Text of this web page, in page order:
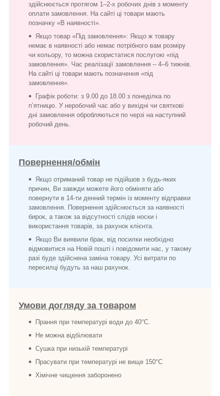
здійснюється протягом 1–2-х робочих днів з моменту
оплати замовлення. На сайті ці товари мають
позначку «В наявності».
Якщо товар «Під замовлення»: Якщо ж товару
немає в наявності або немає потрібного вам розміру
чи кольору, то можна скористатися послугою «під
замовлення». Час реалізації замовлення – 4–6 тижнів.
На сайті ці товари мають позначення «під
замовлення».
Графік роботи: з 9.00 до 18.00 з понеділка по
п’ятницю. У неробочий час або у вихідні чи святкові
дні замовлення обробляються по черзі на наступний
робочий день.
Повернення/обмін
Якщо отриманий товар не підійшов з будь-яких
причин, Ви завжди можете його обміняти або
повернути в 14-ти денний термін із моменту відправки
замовлення. Повернення здійснюється за наявності
бирок, а також за відсутності слідів носки і
використання товарів, за рахунок клієнта.
Якщо Ви виявили брак, від посилки необхідно
відмовитися на Новій пошті і повідомити нас, у такому
разі буде здійснена заміна товару. Усі витрати по
пересилці будуть за наш рахунок.
Умови догляду за товаром
Прання при температурі води до 40°C.
Не можна відбілювати
Сушка при низькій температурі
Прасувати при температурі не вище 150°C
Хімічне чищення заборонено